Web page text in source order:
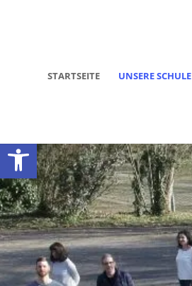
Werkzeugleiste öffnen
STARTSEITE UNSERE SCHULE